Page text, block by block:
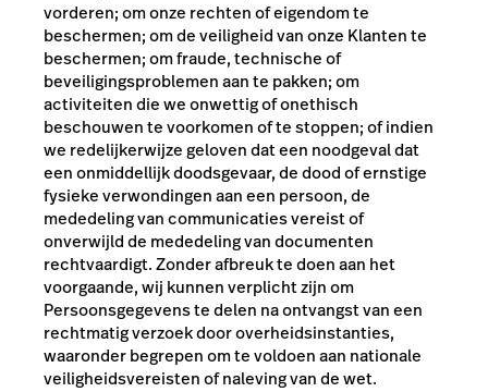
vorderen; om onze rechten of eigendom te
beschermen; om de veiligheid van onze Klanten te
beschermen; om fraude, technische of
beveiligingsproblemen aan te pakken; om
activiteiten die we onwettig of onethisch
beschouwen te voorkomen of te stoppen; of indien
we redelijkerwijze geloven dat een noodgeval dat
een onmiddellijk doodsgevaar, de dood of ernstige
fysieke verwondingen aan een persoon, de
mededeling van communicaties vereist of
onverwijld de mededeling van documenten
rechtvaardigt. Zonder afbreuk te doen aan het
voorgaande, wij kunnen verplicht zijn om
Persoonsgegevens te delen na ontvangst van een
rechtmatig verzoek door overheidsinstanties,
waaronder begrepen om te voldoen aan nationale
veiligheidsvereisten of naleving van de wet.